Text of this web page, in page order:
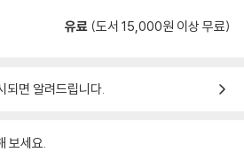
유료 (도서 15,000원 이상 무료)
되면 알려드립니다.
보세요.